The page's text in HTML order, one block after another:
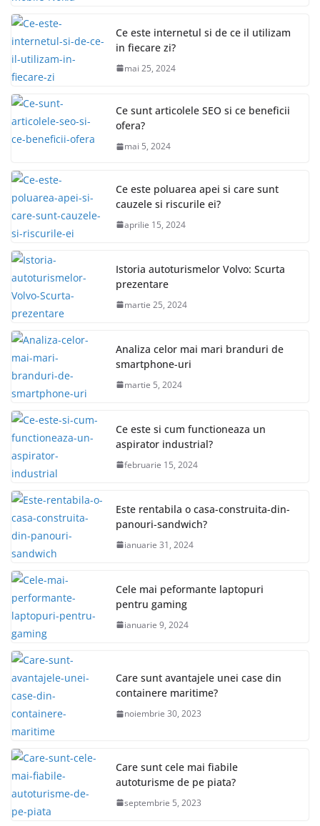
Ce este internetul si de ce il utilizam
in fiecare zi?
mai 25, 2024
Ce sunt articolele SEO si ce beneficii
ofera?
mai 5, 2024
Ce este poluarea apei si care sunt
cauzele si riscurile ei?
aprilie 15, 2024
Istoria autoturismelor Volvo: Scurta
prezentare
martie 25, 2024
Analiza celor mai mari branduri de
smartphone-uri
martie 5, 2024
Ce este si cum functioneaza un
aspirator industrial?
februarie 15, 2024
Este rentabila o casa-construita-din-
panouri-sandwich?
ianuarie 31, 2024
Cele mai peformante laptopuri
pentru gaming
ianuarie 9, 2024
Care sunt avantajele unei case din
containere maritime?
noiembrie 30, 2023
Care sunt cele mai fiabile
autoturisme de pe piata?
septembrie 5, 2023